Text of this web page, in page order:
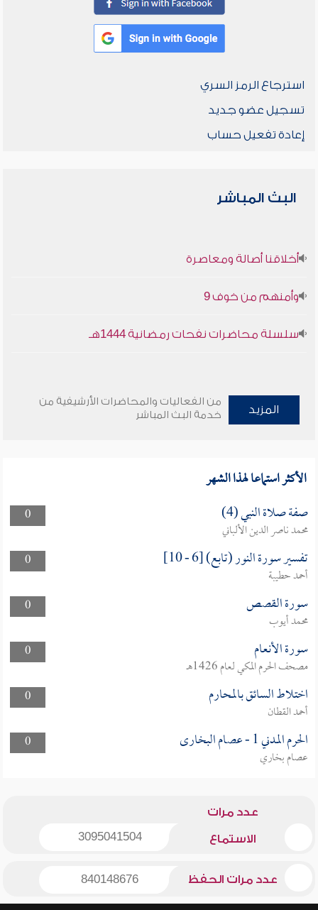
استرجاع الرمز السري
تسجيل عضو جديد
إعادة تفعيل حساب
البث المباشر
أخلاقنا أصالة ومعاصرة
وأمنهم من خوف 9
سلسلة محاضرات نفحات رمضانية 1444هـ
المزيد
من الفعاليات والمحاضرات الأرشيفية من
خدمة البث المباشر
الأكثر استماعا لهذا الشهر
0 صفة صلاة النبي (4)
محمد ناصر الدين الألباني
0
تفسير سورة النور (تابع) [6 - 10]
أحمد حطيبة
0
سورة القصص
محمد أيوب
0
سورة الأنعام
مصحف الحرم المكي لعام 1426هـ
0
اختلاط السائق بالمحارم
أحمد القطان
0
الحرم المدني 1 - عصام البخارى
عصام بخاري
عدد مرات
الاستماع 3095041504
عدد مرات الحفظ 840148676